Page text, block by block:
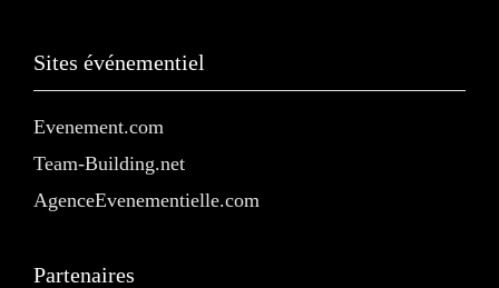
Sites événementiel
Evenement.com
Team-Building.net
AgenceEvenementielle.com
Partenaires